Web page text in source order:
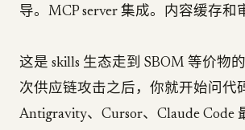
导。MCP server 集成。内容缓存和
这是 skills 生态走到 SBOM 等价物
次供应链攻击之后，你就开始问代
Antigravity、Cursor、Claude Code